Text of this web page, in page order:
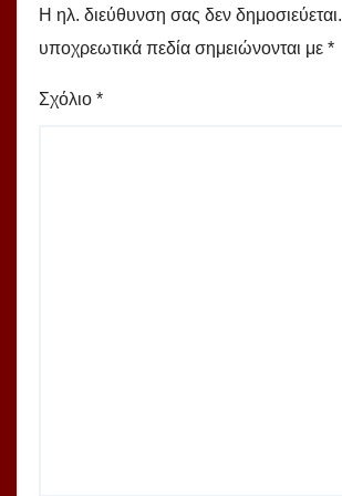
Η ηλ. διεύθυνση σας δεν δημοσιεύεται.
υποχρεωτικά πεδία σημειώνονται με *
Σχόλιο *